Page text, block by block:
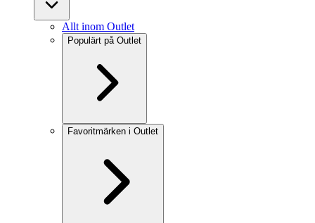
Allt inom Outlet
Populärt på Outlet
Favoritmärken i Outlet